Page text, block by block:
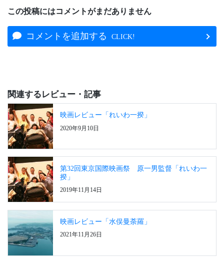
この投稿にはコメントがまだありません
コメントを追加する CLICK!
関連するレビュー・記事
映画レビュー「れいわ一揆」
2020年9月10日
第32回東京国際映画祭 原一男監督「れいわ一
揆」
2019年11月14日
映画レビュー「水俣曼荼羅」
2021年11月26日